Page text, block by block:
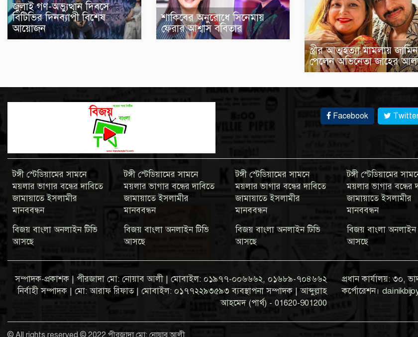
জুলাই গণ-অভ্যুত্থান দিবসে
বিটিভির দিনব্যাপী বিশেষ
আয়োজন
শাকিবের অনুরোধে সিনেমায়
ফেরার আশ্বাস ববিতার
স্ত্রীর আত্মহত্যা মামলায় জামিন
পেলেন অভিনেতা জাহের
Facebook
টঙ্গী স্টেডিয়ামের সামনে
ময়লার ভাগার বন্ধের দাবিতে
জামায়াতে ইসলামীর
মানববন্ধন
বিজয় বাংলা অনলাইন টিভি
আসছে
টঙ্গী স্টেডিয়ামের সামনে
ময়লার ভাগার বন্ধের দাবিতে
জামায়াতে ইসলামীর
মানববন্ধন
বিজয় বাংলা অনলাইন টিভি
আসছে
টঙ্গী স্টেডিয়ামের সামনে
ময়লার ভাগার বন্ধের দাবিতে
জামায়াতে ইসলামীর
মানববন্ধন
বিজয় বাংলা অনলাইন টিভি
আসছে
টঙ্গী স্টেডিয়ামের
ময়লার ভাগার বন্ধের
জামায়াতে ইসলামীর
মানববন্ধন
বিজয় বাংলা অনলাইন
আসছে
সম্পাদক-প্রকাশক | পীরজাদা মো: নোয়াব আলী | মোবাইল: ০১৯৭৭-০০৬৬৬২, ০১৬৮৯-৭০৪৬৬২
নির্বাহী সম্পাদক | মো: আরাফ রিফাত | মোবাইল: ০১৭৭২২৯৩৫৯৩ ব্যবস্থাপনা সম্পাদক | আব্দুল্লাহ
আহমেদ (পার্থ) - 01620-901200
প্রধান কার্যালয়: ৩০,
কর্পোরেশন।